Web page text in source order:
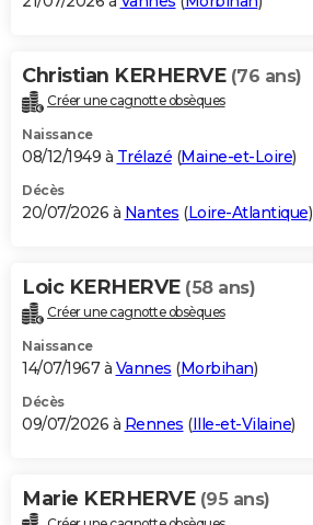
S'inscrire
Se connecter
Lycées
Collèges
Primaires
Universités
Entreprises
Service militaire
Avis de recherche
AVIS DE DÉCÈS
Bricolage
Lifestyle
Culture
Sport
Auto
Television
Voyage
Cinema
Christian KERHERVE (76 ans)
Créer une cagnotte obsèques
Naissance
08/12/1949 à Trélazé (Maine-et-Loire)
Décès
20/07/2026 à Nantes (Loire-Atlantique)
Loic KERHERVE (58 ans)
Créer une cagnotte obsèques
Naissance
14/07/1967 à Vannes (Morbihan)
Décès
09/07/2026 à Rennes (Ille-et-Vilaine)
Marie KERHERVE (95 ans)